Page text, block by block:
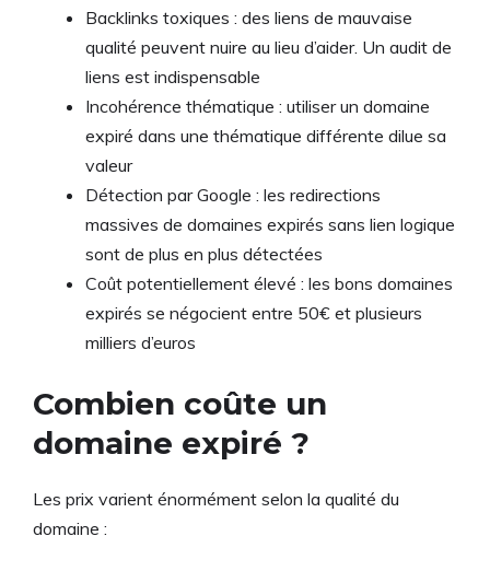
Backlinks toxiques : des liens de mauvaise
qualité peuvent nuire au lieu d’aider. Un audit de
liens est indispensable
Incohérence thématique : utiliser un domaine
expiré dans une thématique différente dilue sa
valeur
Détection par Google : les redirections
massives de domaines expirés sans lien logique
sont de plus en plus détectées
Coût potentiellement élevé : les bons domaines
expirés se négocient entre 50€ et plusieurs
milliers d’euros
Combien coûte un
domaine expiré ?
Les prix varient énormément selon la qualité du
domaine :